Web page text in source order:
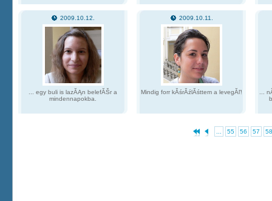
2009.10.12.
... egy buli is lazĂĄn belefĂŠr a
mindennapokba.
2009.10.11.
Mindig forr kĂśrĂźlĂśttem a levegĂľ!
...
55 56 57 58